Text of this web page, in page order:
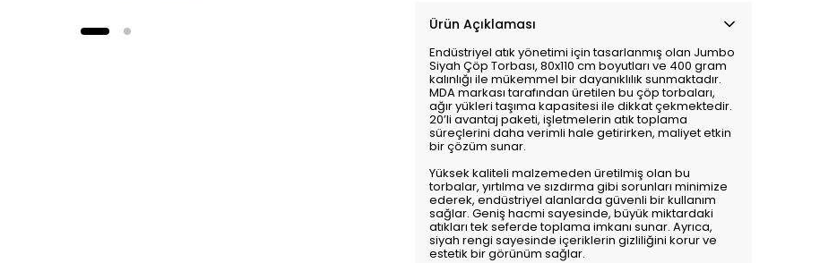
Ürün Açıklaması
Endüstriyel atık yönetimi için tasarlanmış olan Jumbo
Siyah Çöp Torbası, 80x110 cm boyutları ve 400 gram
kalınlığı ile mükemmel bir dayanıklılık sunmaktadır.
MDA markası tarafından üretilen bu çöp torbaları,
ağır yükleri taşıma kapasitesi ile dikkat çekmektedir.
20’li avantaj paketi, işletmelerin atık toplama
süreçlerini daha verimli hale getirirken, maliyet etkin
bir çözüm sunar.
Yüksek kaliteli malzemeden üretilmiş olan bu
torbalar, yırtılma ve sızdırma gibi sorunları minimize
ederek, endüstriyel alanlarda güvenli bir kullanım
sağlar. Geniş hacmi sayesinde, büyük miktardaki
atıkları tek seferde toplama imkanı sunar. Ayrıca,
siyah rengi sayesinde içeriklerin gizliliğini korur ve
estetik bir görünüm sağlar.